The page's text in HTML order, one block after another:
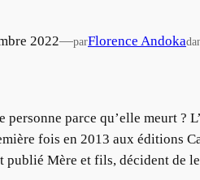
2022—parFlorence Andoka
personne parce qu’elle meurt ?
fois en 2013 aux éditions
publié Mère et fils, décident de